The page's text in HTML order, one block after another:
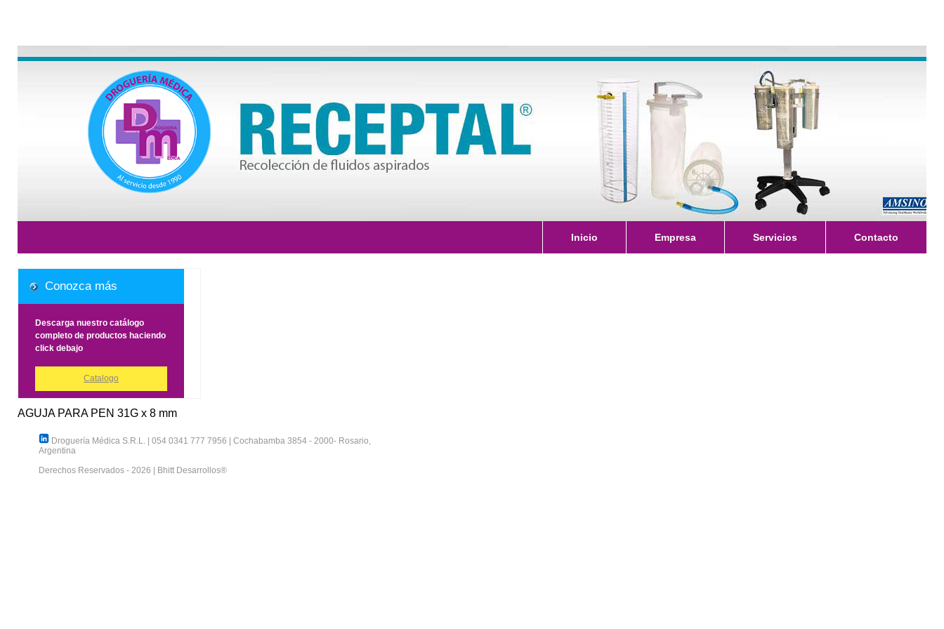
Inicio Empresa Servicios Contacto
Conozca más
Descarga nuestro catálogo
completo de productos haciendo
click debajo
Catalogo
AGUJA PARA PEN 31G x 8 mm
Droguería Médica S.R.L. 054 0341 777 7956 Cochabamba 3854 - 2000- Rosario,
Argentina
Derechos Reservados - 2026 |
Bhitt Desarrollos®